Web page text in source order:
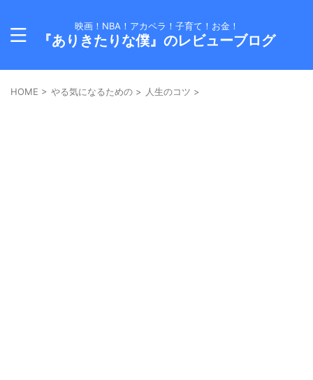
映画！NBA！アカペラ！子育て！お金！
『ありきたりな僕』のレビューブログ
HOME > やる気になるための > 人生のコツ >